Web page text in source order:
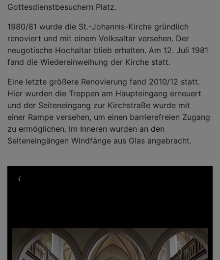
Gottesdienstbesuchern Platz.
1980/81 wurde die St.-Johannis-Kirche gründlich
renoviert und mit einem Volksaltar versehen. Der
neugotische Hochaltar blieb erhalten. Am 12. Juli 1981
fand die Wiedereinweihung der Kirche statt.
Eine letzte größere Renovierung fand 2010/12 statt.
Hier wurden die Treppen am Haupteingang erneuert
und der Seiteneingang zur Kirchstraße wurde mit
einer Rampe versehen, um einen barrierefreien Zugang
zu ermöglichen. Im Inneren wurden an den
Seiteneingängen Windfänge aus Glas angebracht.